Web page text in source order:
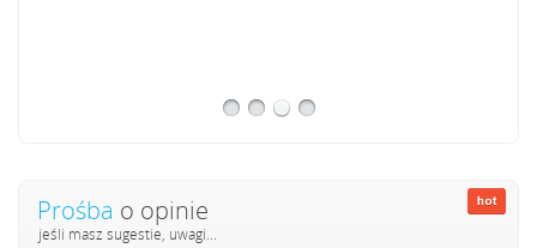
Prośba o opinie
jeśli masz sugestie, uwagi...